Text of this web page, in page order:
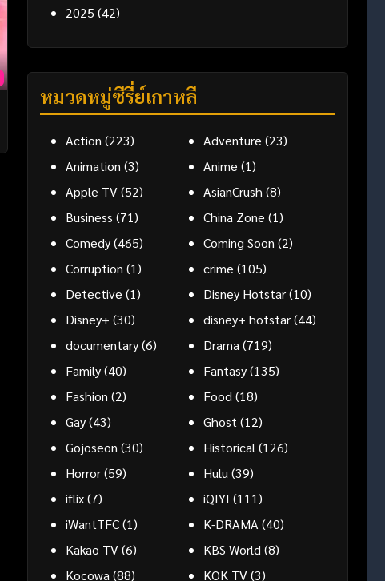
2025 (42)
หมวดหมู่ซีรี่ย์เกาหลี
Action (223) Adventure (23)
Animation (3) Anime (1)
Apple TV(52) AsianCrush (8)
Business (71) China Zone (1)
Comedy(465) Coming Soon (2)
Corruption (1) crime (105)
Detective (1) Disney Hotstar(10)
Disney+ (30) disney+ hotstar(44)
documentary(6) Drama (719)
Family(40) Fantasy(135)
Fashion (2) Food (18)
Gay(43) Ghost (12)
Gojoseon (30) Historical (126)
Horror(59) Hulu (39)
iflix(7) iQIYI (111)
iWantTFC(1) K-DRAMA (40)
Kakao TV(6) KBS World (8)
Kocowa (88) KOK TV(3)